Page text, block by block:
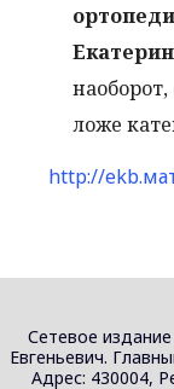
ложе
http://
Сетевое
Евгеньевич.
Адрес: 430004,